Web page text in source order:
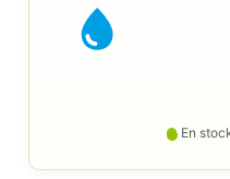
En